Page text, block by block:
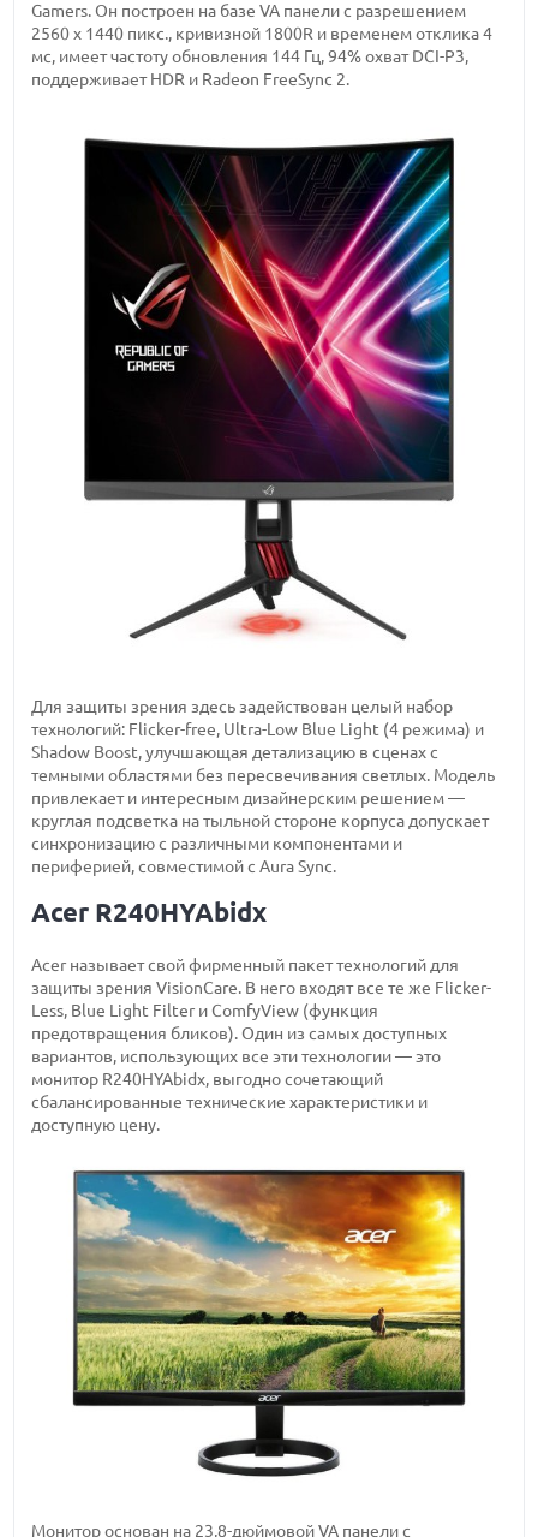
Gamers. Он построен на базе VA панели с разрешением
2560 x 1440 пикс., кривизной 1800R и временем отклика 4
мс, имеет частоту обновления 144 Гц, 94% охват DCI-P3,
поддерживает HDR и Radeon FreeSync 2.
Для защиты зрения здесь задействован целый набор
технологий: Flicker-free, Ultra-Low Blue Light (4 режима) и
Shadow Boost, улучшающая детализацию в сценах с
темными областями без пересвечивания светлых. Модель
привлекает и интересным дизайнерским решением —
круглая подсветка на тыльной стороне корпуса допускает
синхронизацию с различными компонентами и
периферией, совместимой с Aura Sync.
Acer R240HYAbidx
Acer называет свой фирменный пакет технологий для
защиты зрения VisionCare. В него входят все те же Flicker-
Less, Blue Light Filter и ComfyView (функция
предотвращения бликов). Один из самых доступных
вариантов, использующих все эти технологии — это
монитор R240HYAbidx, выгодно сочетающий
сбалансированные технические характеристики и
доступную цену.
Монитор основан на 23,8-дюймовой VA панели с